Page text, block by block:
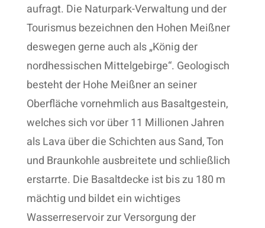
aufragt. Die Naturpark-Verwaltung und der
Tourismus bezeichnen den Hohen Meißner
deswegen gerne auch als „König der
nordhessischen Mittelgebirge“. Geologisch
besteht der Hohe Meißner an seiner
Oberfläche vornehmlich aus Basaltgestein,
welches sich vor über 11 Millionen Jahren
als Lava über die Schichten aus Sand, Ton
und Braunkohle ausbreitete und schließlich
erstarrte. Die Basaltdecke ist bis zu 180 m
mächtig und bildet ein wichtiges
Wasserreservoir zur Versorgung der